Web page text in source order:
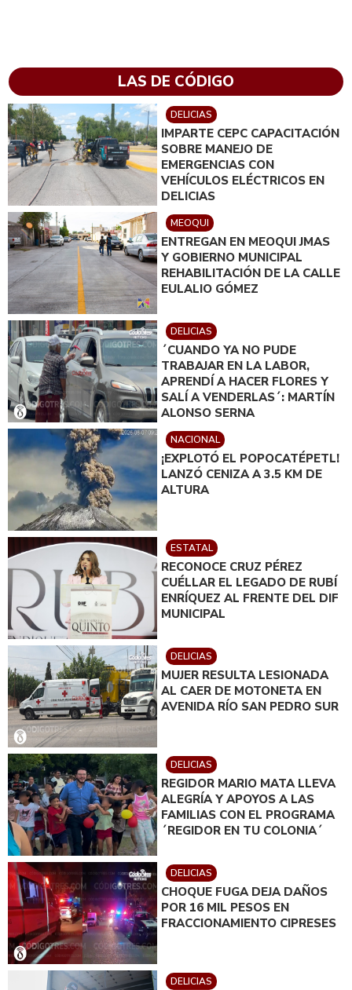
LAS DE CÓDIGO
DELICIAS
IMPARTE CEPC CAPACITACIÓN
SOBRE MANEJO DE
EMERGENCIAS CON
VEHÍCULOS ELÉCTRICOS EN
DELICIAS
MEOQUI
ENTREGAN EN MEOQUI JMAS
Y GOBIERNO MUNICIPAL
REHABILITACIÓN DE LA CALLE
EULALIO GÓMEZ
DELICIAS
´CUANDO YA NO PUDE
TRABAJAR EN LA LABOR,
APRENDÍ A HACER FLORES Y
SALÍ A VENDERLAS´: MARTÍN
ALONSO SERNA
NACIONAL
¡EXPLOTÓ EL POPOCATÉPETL!
LANZÓ CENIZA A 3.5 KM DE
ALTURA
ESTATAL
RECONOCE CRUZ PÉREZ
CUÉLLAR EL LEGADO DE RUBÍ
ENRÍQUEZ AL FRENTE DEL DIF
MUNICIPAL
DELICIAS
MUJER RESULTA LESIONADA
AL CAER DE MOTONETA EN
AVENIDA RÍO SAN PEDRO SUR
DELICIAS
REGIDOR MARIO MATA LLEVA
ALEGRÍA Y APOYOS A LAS
FAMILIAS CON EL PROGRAMA
´REGIDOR EN TU COLONIA´
DELICIAS
CHOQUE FUGA DEJA DAÑOS
POR 16 MIL PESOS EN
FRACCIONAMIENTO CIPRESES
DELICIAS